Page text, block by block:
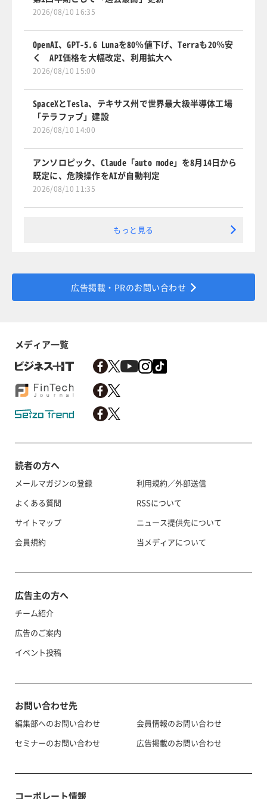
2026/08/10 16:35
OpenAI、GPT-5.6 Lunaを80％値下げ、Terraも20％安
く API価格を大幅改定、利用拡大へ
2026/08/10 15:00
SpaceXとTesla、テキサス州で世界最大級半導体工場
「テラファブ」建設
2026/08/10 14:00
アンソロピック、Claude「auto mode」を8月14日から
既定に、危険操作をAIが自動判定
2026/08/10 11:35
もっと見る
広告掲載・PRのお問い合わせ
メディア一覧
読者の方へ
メールマガジンの登録
よくある質問
サイトマップ
会員規約
利用規約／外部送信
RSSについて
ニュース提供先について
当メディアについて
広告主の方へ
チーム紹介
広告のご案内
イベント投稿
お問い合わせ先
編集部へのお問い合わせ
セミナーのお問い合わせ
会員情報のお問い合わせ
広告掲載のお問い合わせ
コーポレート情報